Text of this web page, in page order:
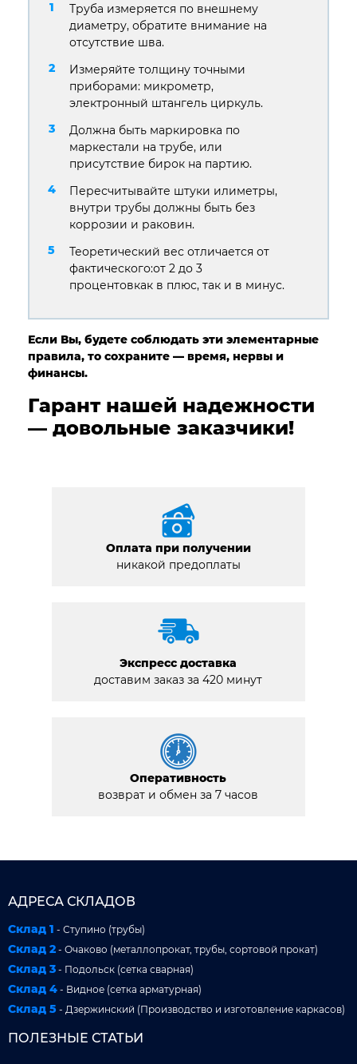
Труба измеряется по внешнему
диаметру, обратите внимание на
отсутствие шва.
Измеряйте толщину точными
приборами: микрометр,
электронный штангель циркуль.
Должна быть маркировка по
маркестали на трубе, или
присутствие бирок на партию.
Пересчитывайте штуки илиметры,
внутри трубы должны быть без
коррозии и раковин.
Теоретический вес отличается от
фактического:от 2 до 3
процентовкак в плюс, так и в минус.
Если Вы, будете соблюдать эти элементарные
правила, то сохраните — время, нервы и
финансы.
Гарант нашей надежности
— довольные заказчики!
Оплата при получении
никакой предоплаты
Экспресс доставка
доставим заказ за 420 минут
Оперативность
возврат и обмен за 7 часов
АДРЕСА СКЛАДОВ
Склад 1 - Ступино (трубы)
Склад 2 - Очаково (металлопрокат, трубы, сортовой прокат)
Склад 3 - Подольск (сетка сварная)
Склад 4 - Видное (сетка арматурная)
Склад 5 - Дзержинский (Производство и изготовление каркасов)
ПОЛЕЗНЫЕ СТАТЬИ